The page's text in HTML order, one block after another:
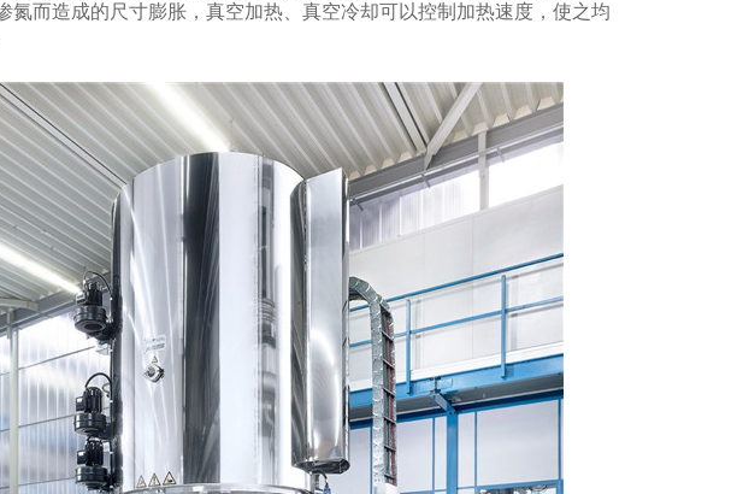
炉 数字控制脉冲电源等离子渗氮炉
而造成的尺寸膨胀，真空加热、真空冷却可以控制加热速度，使之均